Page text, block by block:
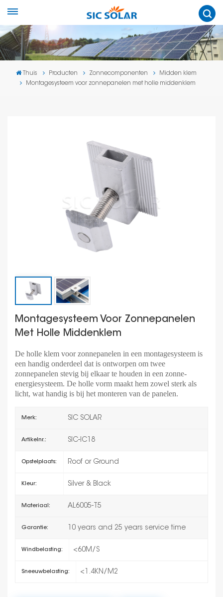
Thuis Producten Zonnecomponenten
Midden klem
Montagesysteem voor zonnepanelen met holle middenklem
Montagesysteem Voor Zonnepanelen
Met Holle Middenklem
De holle klem voor zonnepanelen in een montagesysteem is
een handig onderdeel dat is ontworpen om twee
zonnepanelen stevig bij elkaar te houden in een zonne-
energiesysteem. De holle vorm maakt hem zowel sterk als
licht, wat handig is bij het monteren van de panelen.
Merk: SIC SOLAR
Artikelnr.: SIC-IC18
Opstelplaats: Roof or Ground
Kleur: Silver & Black
Materiaal: AL6005-T5
Garantie: 10 years and 25 years service time
Windbelasting: <60M/S
Sneeuwbelasting: <1.4KN/M2